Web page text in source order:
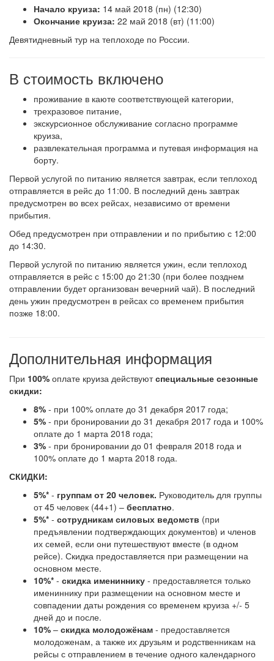
Начало круиза: 14 май 2018 (пн) (12:30)
Окончание круиза: 22 май 2018 (вт) (11:00)
Девятидневный тур на теплоходе по России.
В стоимость включено
проживание в каюте соответствующей категории,
трехразовое питание,
экскурсионное обслуживание согласно программе
круиза,
развлекательная программа и путевая информация на
борту.
Первой услугой по питанию является завтрак, если теплоход
отправляется в рейс до 11:00. В последний день завтрак
предусмотрен во всех рейсах, независимо от времени
прибытия.
Обед предусмотрен при отправлении и по прибытию с 12:00
до 14:30.
Первой услугой по питанию является ужин, если теплоход
отправляется в рейс с 15:00 до 21:30 (при более позднем
отправлении будет организован вечерний чай). В последний
день ужин предусмотрен в рейсах со временем прибытия
позже 18:00.
Дополнительная информация
При 100% оплате круиза действуютспециальные сезонные
скидки:
8% - при 100% оплате до 31 декабря 2017 года;
5% - при бронировании до 31 декабря 2017 года и 100%
оплате до 1 марта 2018 года;
3% - при бронировании до 01 февраля 2018 года и
100% оплате до 1 марта 2018 года.
СКИДКИ:
5%* - группам от 20 человек. Руководитель для группы
от 45 человек (44+1) – бесплатно.
5%* - сотрудникам силовых ведомств (при
предъявлении подтверждающих документов) и членов
их семей, если они путешествуют вместе (в одном
рейсе). Скидка предоставляется при размещении на
основном месте.
10%* - скидка имениннику - предоставляется только
имениннику при размещении на основном месте и
совпадении даты рождения со временем круиза +/- 5
дней до и после.
10% – скидка молодожёнам - предоставляется
молодоженам, а также их друзьям и родственникам на
рейсы с отправлением в течение одного календарного